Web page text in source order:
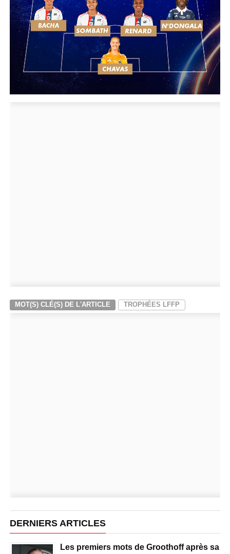
MOT(S) CLÉ(S) DE L'ARTICLE TROPHÉES LFFP
DERNIERS ARTICLES
Les premiers mots de Groothoff après sa